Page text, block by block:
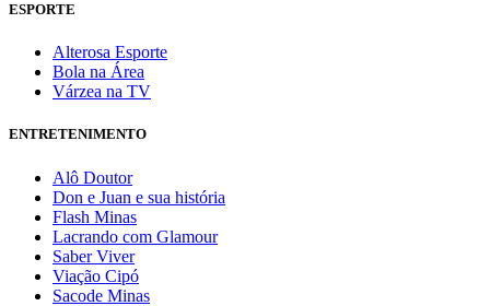
ESPORTE
Alterosa Esporte
Bola na Área
Várzea na TV
ENTRETENIMENTO
Alô Doutor
Don e Juan e sua história
Flash Minas
Lacrando com Glamour
Saber Viver
Viação Cipó
Sacode Minas